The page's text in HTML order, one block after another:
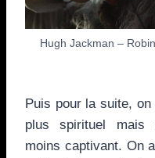
Hugh Jackman –
Puis pour la suite,
plus spirituel mais
moins captivant. On